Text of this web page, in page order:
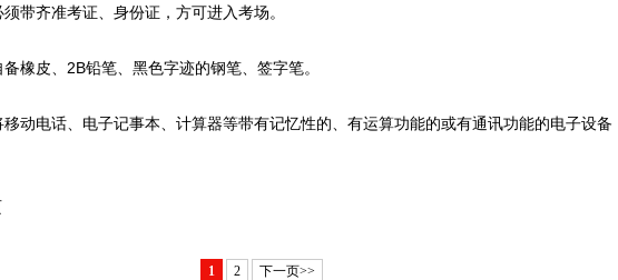
齐准考证、身份证，方可进入考场。
皮、2B铅笔、黑色字迹的钢笔、签字笔。
电话、电子记事本、计算器等带有记忆性的、有运算功能的或有通讯功能的电子设备
1 2 下一页>>